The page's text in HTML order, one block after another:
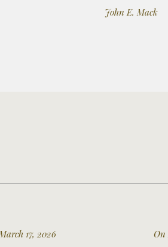
John E. Mack
17, 2026 On